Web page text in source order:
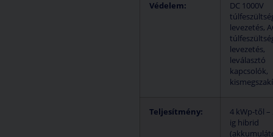
Védelem:
DC 1000V
levezetés,
levezetés,
leválasztó
kapcsolók,
Teljesítmény:
4 kWp-től –
ig hibrid